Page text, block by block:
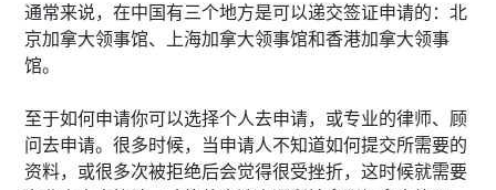
通常来说，在中国有三个地方是可以递交签证申请的：北
京加拿大领事馆、上海加拿大领事馆和香港加拿大领事
馆。
至于如何申请你可以选择个人去申请，或专业的律师、顾
问去申请。很多时候，当申请人不知道如何提交所需要的
资料，或很多次被拒绝后会觉得很受挫折，这时候就需要